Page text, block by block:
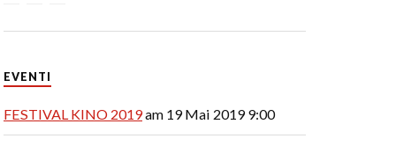
EVENTI
FESTIVAL KINO 2019am 19 Mai 2019 9:00